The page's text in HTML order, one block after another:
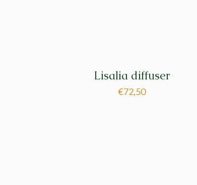
Lisalia diffuser
€72,50